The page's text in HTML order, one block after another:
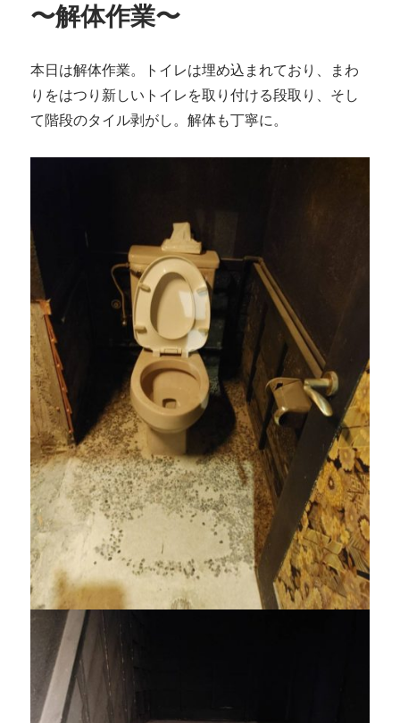
〜解体作業〜
本日は解体作業。トイレは埋め込まれており、まわ
りをはつり新しいトイレを取り付ける段取り、そし
て階段のタイル剥がし。解体も丁寧に。